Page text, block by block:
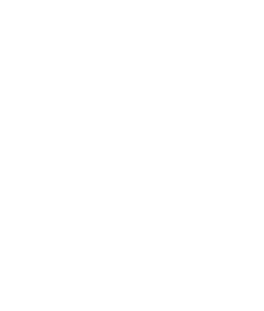
de Juanlu
del Granada CF
el ataque nervionense
antes del cierre
con el Genoa
campo sevillista
Salónica
nuevo portero y el Getafe mueve ficha...
martes
pasada”